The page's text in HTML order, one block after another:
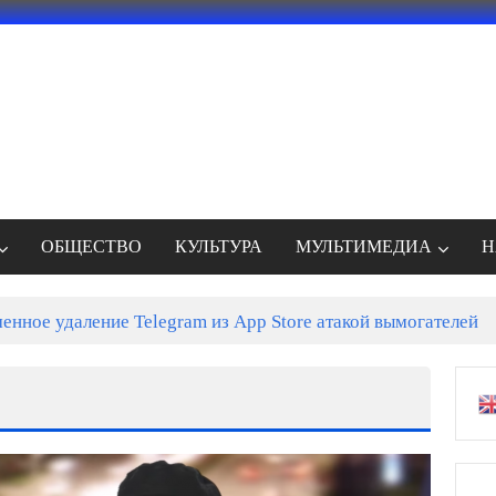
ОБЩЕСТВО КУЛЬТУРА МУЛЬТИМЕДИА
удаление Telegram из App Store атакой вымогателей